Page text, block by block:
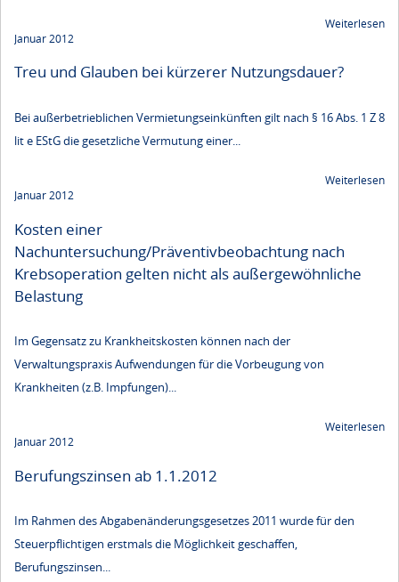
Weiterlesen
Januar 2012
Treu und Glauben bei kürzerer Nutzungsdauer?
Bei außerbetrieblichen Vermietungseinkünften gilt nach § 16 Abs. 1 Z 8
lit e EStG die gesetzliche Vermutung einer...
Weiterlesen
Januar 2012
Kosten einer
Nachuntersuchung/Präventivbeobachtung nach
Krebsoperation gelten nicht als außergewöhnliche
Belastung
Im Gegensatz zu Krankheitskosten können nach der
Verwaltungspraxis Aufwendungen für die Vorbeugung von
Krankheiten (z.B. Impfungen)...
Weiterlesen
Januar 2012
Berufungszinsen ab 1.1.2012
Im Rahmen des Abgabenänderungsgesetzes 2011 wurde für den
Steuerpflichtigen erstmals die Möglichkeit geschaffen,
Berufungszinsen...